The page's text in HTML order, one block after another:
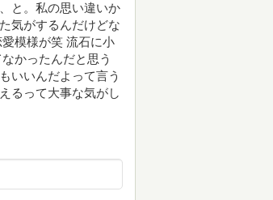
と。私の思い違いか
気がするんだけどな
模様が笑 流石に小
かったんだと思う
いいんだよって言う
るって大事な気がし